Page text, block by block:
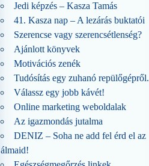
Jedi képzés – Kasza Tamás
41. Kasza nap – A lezárás buktatói
Szerencse vagy szerencsétlenség?
Ajánlott könyvek
Motivációs zenék
Tudósítás egy zuhanó repülőgépről.
Válassz egy jobb kávét!
Online marketing weboldalak
Az igazmondás jutalma
DENIZ – Soha ne add fel érd el az
álmaid!